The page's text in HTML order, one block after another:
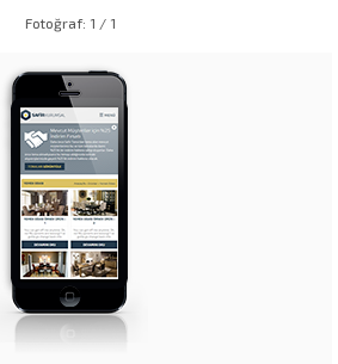
Fotoğraf: 1 / 1